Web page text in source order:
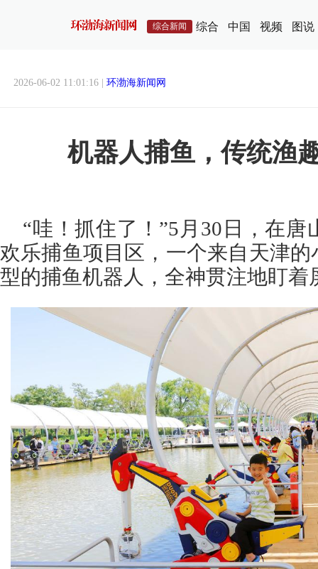
综合新闻 综合 中国 视频 图说
2026-06-02 11:01:16 | 环渤海新闻网
机器人捕鱼，传统渔
“哇！抓住了！”5月30日，在
欢乐捕鱼项目区，一个来自天津
型的捕鱼机器人，全神贯注地盯着